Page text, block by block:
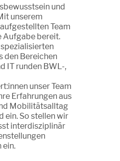
und
unserem
Team
Aufgabe bereit.
den Bereichen
IT runden BWL-,
unser Team
Erfahrungen aus
Mobilitätsalltag
ein. So stellen wir
interdisziplinär
ein.